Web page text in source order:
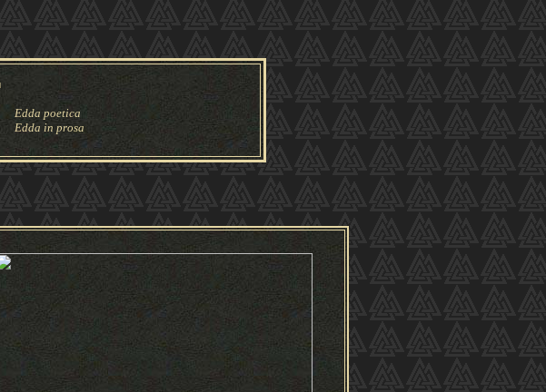
Edda poetica
Edda in prosa